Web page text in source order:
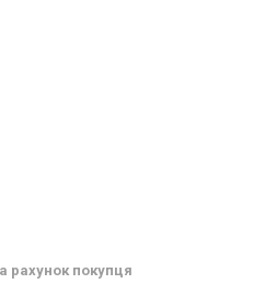
рахунок покупця